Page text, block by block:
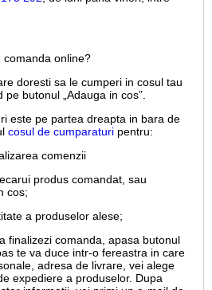
comanda online?
doresti sa le cumperi in cosul tau
butonul „Adauga in cos”.
este pe partea dreapta in bara de
cosul de cumparaturi pentru:
comenzii
produs comandat, sau
cos;
a produselor alese;
finalizezi comanda, apasa butonul
te va duce intr-o fereastra in care
adresa de livrare, vei alege
expediere a produselor. Dupa